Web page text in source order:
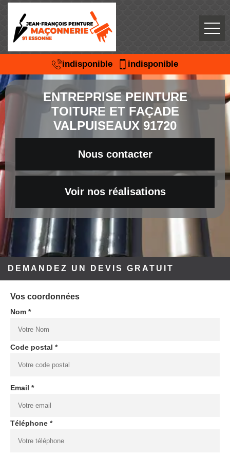
indisponible indisponible
ENTREPRISE PEINTURE
TOITURE ET FAÇADE
VALPUISEAUX 91720
Nous contacter
Voir nos réalisations
DEMANDEZ UN DEVIS GRATUIT
Vos coordonnées
Nom *
Code postal *
Email *
Téléphone *